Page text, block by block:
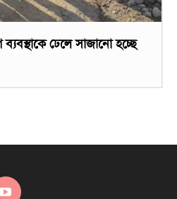
ঢেলে সাজানো হচ্ছে